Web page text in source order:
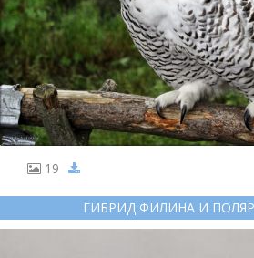
19
ГИБРИД ФИЛИНА И